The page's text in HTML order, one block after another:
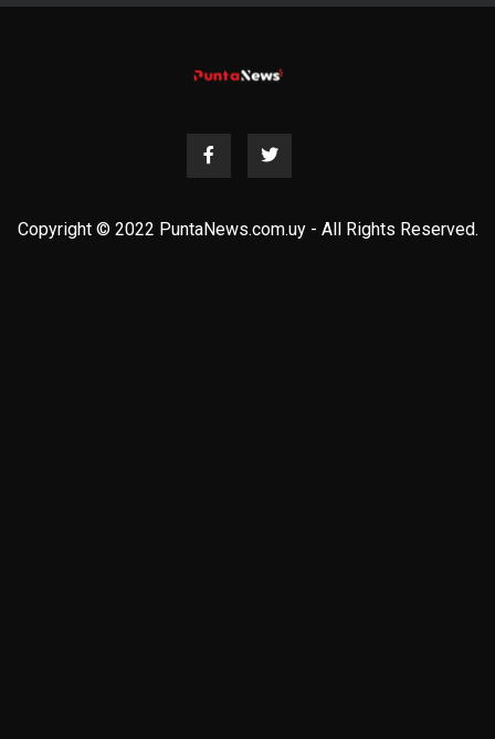
Copyright © 2022 PuntaNews.com.uy - All Rights Reserved.